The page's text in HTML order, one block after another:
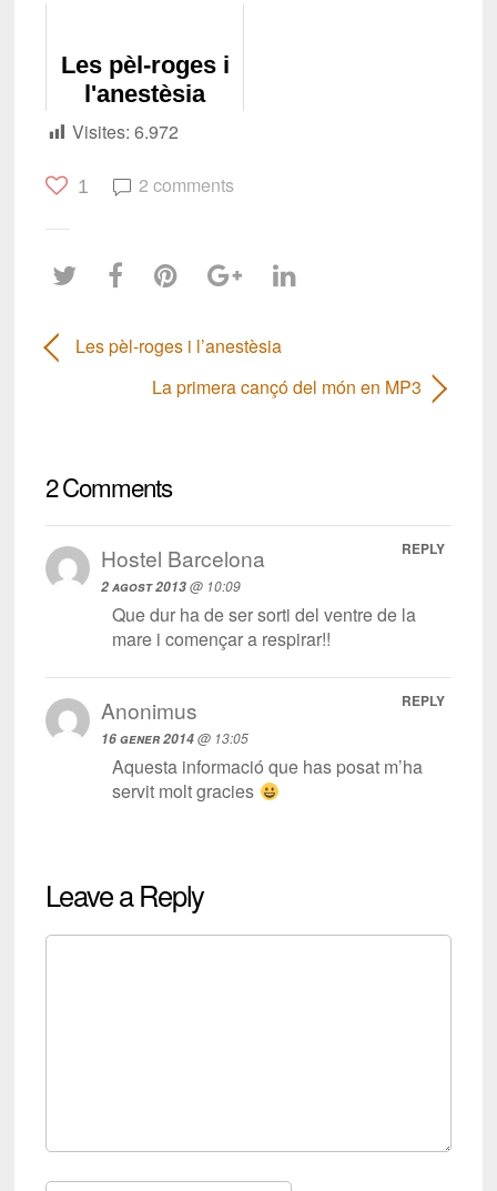
Les pèl-roges i
l'anestèsia
Visites: 6.972
1 2 comments
Les pèl-roges i l’anestèsia
La primera cançó del món en MP3
2 Comments
Hostel Barcelona
2 agost 2013@ 10:09
Que dur ha de ser sorti del ventre de la
mare i començar a respirar!!
REPLY
Anonimus
16 gener 2014@ 13:05
Aquesta informació que has posat m’ha
servit molt gracies
REPLY
Leave a Reply